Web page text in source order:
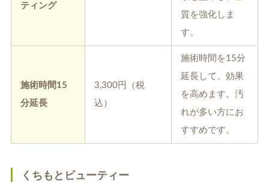
ティング
質を強化しま
す。
施術時間15
分延長
3,300円（税
込）
施術時間を15分
延長して、効果
を高めます。汚
れが多い方にお
すすめです。
くちもとビューティー